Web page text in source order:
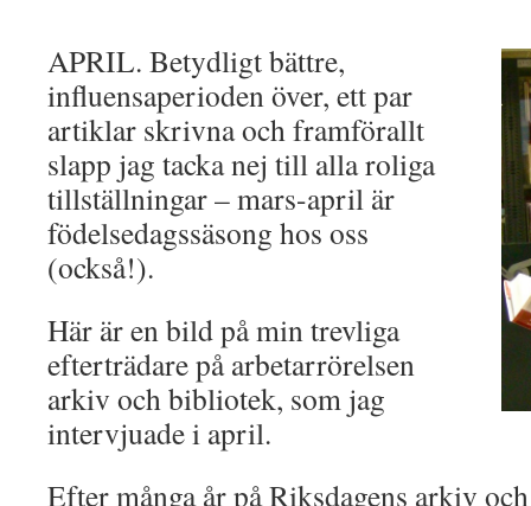
APRIL. Betydligt bättre,
influensaperioden över, ett par
artiklar skrivna och framförallt
slapp jag tacka nej till alla roliga
tillställningar – mars-april är
födelsedagssäsong hos oss
(också!).
Här är en bild på min trevliga
efterträdare på arbetarrörelsen
arkiv och bibliotek, som jag
intervjuade i april.
Efter många år på Riksdagens arkiv